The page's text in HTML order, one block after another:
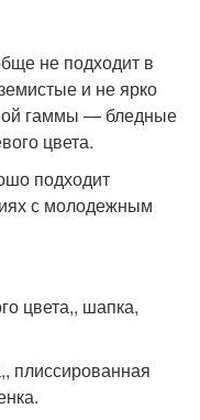
не подходит в
и не ярко
гаммы — бледные
цвета.
подходит
с молодежным
цвета,, шапка,
плиссированная